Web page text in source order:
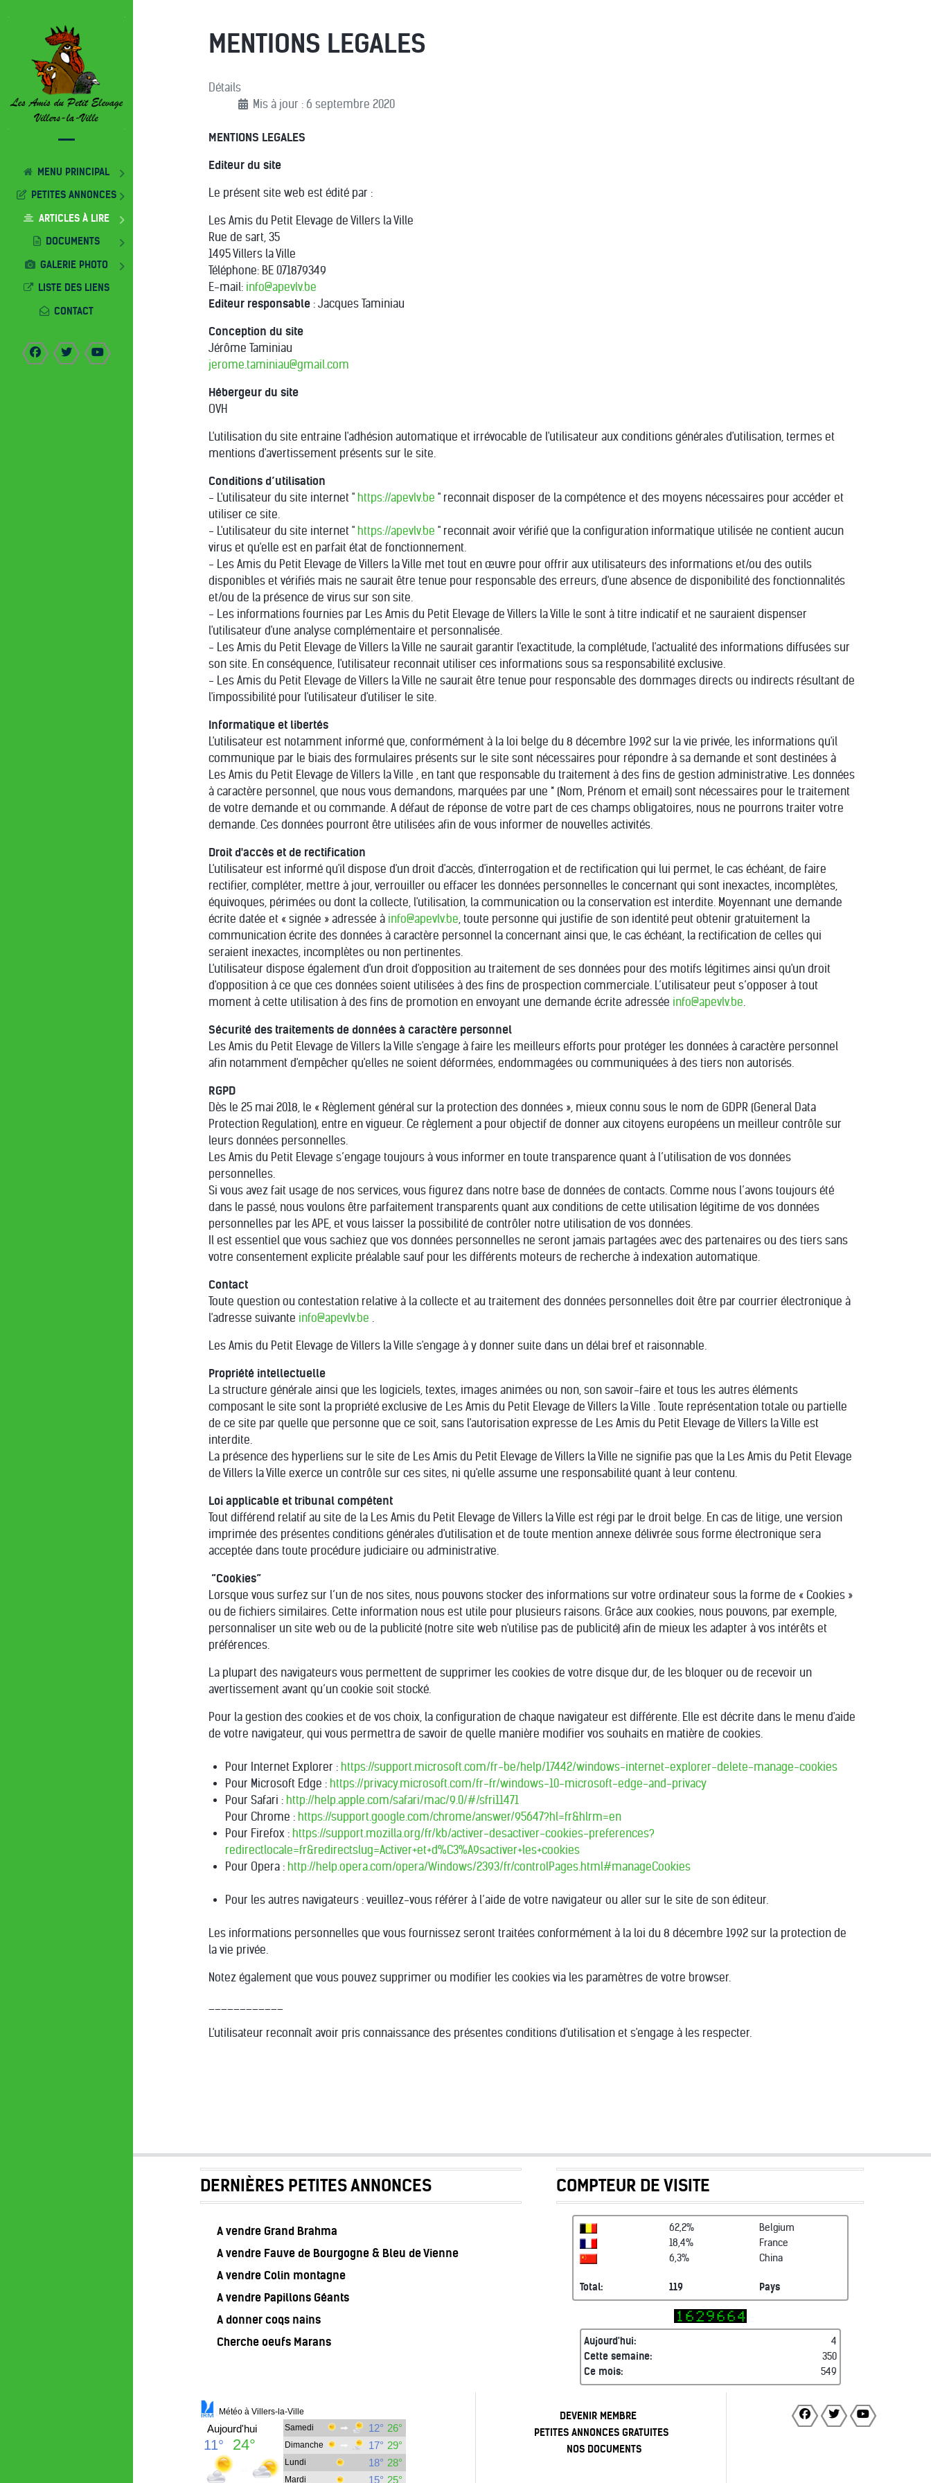
MENTIONS LEGALES
Détails
Mis à jour : 6 septembre 2020
MENTIONS LEGALES
Editeur du site
Le présent site web est édité par :
Les Amis du Petit Elevage de Villers la Ville
Rue de sart, 35
1495 Villers la Ville
Téléphone: BE 071879349
E-mail: info@apevlv.be
Editeur responsable : Jacques Taminiau
Conception du site
Jérôme Taminiau
jerome.taminiau@gmail.com
Hébergeur du site
OVH
L'utilisation du site entraine l'adhésion automatique et irrévocable de l'utilisateur aux conditions générales d'utilisation, termes et
mentions d'avertissement présents sur le site.
Conditions d’utilisation
- L'utilisateur du site internet " https://apevlv.be " reconnait disposer de la compétence et des moyens nécessaires pour accéder et
utiliser ce site.
- L'utilisateur du site internet " https://apevlv.be " reconnait avoir vérifié que la configuration informatique utilisée ne contient aucun
virus et qu'elle est en parfait état de fonctionnement.
- Les Amis du Petit Elevage de Villers la Ville met tout en œuvre pour offrir aux utilisateurs des informations et/ou des outils
disponibles et vérifiés mais ne saurait être tenue pour responsable des erreurs, d'une absence de disponibilité des fonctionnalités
et/ou de la présence de virus sur son site.
- Les informations fournies par Les Amis du Petit Elevage de Villers la Ville le sont à titre indicatif et ne sauraient dispenser
l'utilisateur d'une analyse complémentaire et personnalisée.
- Les Amis du Petit Elevage de Villers la Ville ne saurait garantir l'exactitude, la complétude, l'actualité des informations diffusées sur
son site. En conséquence, l'utilisateur reconnait utiliser ces informations sous sa responsabilité exclusive.
- Les Amis du Petit Elevage de Villers la Ville ne saurait être tenue pour responsable des dommages directs ou indirects résultant de
l'impossibilité pour l'utilisateur d'utiliser le site.
Informatique et libertés
L'utilisateur est notamment informé que, conformément à la loi belge du 8 décembre 1992 sur la vie privée, les informations qu'il
communique par le biais des formulaires présents sur le site sont nécessaires pour répondre à sa demande et sont destinées à
Les Amis du Petit Elevage de Villers la Ville , en tant que responsable du traitement à des fins de gestion administrative. Les données
à caractère personnel, que nous vous demandons, marquées par une * (Nom, Prénom et email) sont nécessaires pour le traitement
de votre demande et ou commande. A défaut de réponse de votre part de ces champs obligatoires, nous ne pourrons traiter votre
demande. Ces données pourront être utilisées afin de vous informer de nouvelles activités.
Droit d'accès et de rectification
L'utilisateur est informé qu'il dispose d'un droit d'accès, d'interrogation et de rectification qui lui permet, le cas échéant, de faire
rectifier, compléter, mettre à jour, verrouiller ou effacer les données personnelles le concernant qui sont inexactes, incomplètes,
équivoques, périmées ou dont la collecte, l'utilisation, la communication ou la conservation est interdite. Moyennant une demande
écrite datée et « signée » adressée à info@apevlv.be, toute personne qui justifie de son identité peut obtenir gratuitement la
communication écrite des données à caractère personnel la concernant ainsi que, le cas échéant, la rectification de celles qui
seraient inexactes, incomplètes ou non pertinentes.
L'utilisateur dispose également d'un droit d'opposition au traitement de ses données pour des motifs légitimes ainsi qu'un droit
d'opposition à ce que ces données soient utilisées à des fins de prospection commerciale. L’utilisateur peut s’opposer à tout
moment à cette utilisation à des fins de promotion en envoyant une demande écrite adressée info@apevlv.be.
Sécurité des traitements de données à caractère personnel
Les Amis du Petit Elevage de Villers la Ville s'engage à faire les meilleurs efforts pour protéger les données à caractère personnel
afin notamment d'empêcher qu'elles ne soient déformées, endommagées ou communiquées à des tiers non autorisés.
RGPD
Dès le 25 mai 2018, le « Règlement général sur la protection des données », mieux connu sous le nom de GDPR (General Data
Protection Regulation), entre en vigueur. Ce règlement a pour objectif de donner aux citoyens européens un meilleur contrôle sur
leurs données personnelles.
Les Amis du Petit Elevage s’engage toujours à vous informer en toute transparence quant à l’utilisation de vos données
personnelles.
Si vous avez fait usage de nos services, vous figurez dans notre base de données de contacts. Comme nous l’avons toujours été
dans le passé, nous voulons être parfaitement transparents quant aux conditions de cette utilisation légitime de vos données
personnelles par les APE, et vous laisser la possibilité de contrôler notre utilisation de vos données.
Il est essentiel que vous sachiez que vos données personnelles ne seront jamais partagées avec des partenaires ou des tiers sans
votre consentement explicite préalable sauf pour les différents moteurs de recherche à indexation automatique.
Contact
Toute question ou contestation relative à la collecte et au traitement des données personnelles doit être par courrier électronique à
l'adresse suivante info@apevlv.be .
Les Amis du Petit Elevage de Villers la Ville s'engage à y donner suite dans un délai bref et raisonnable.
Propriété intellectuelle
La structure générale ainsi que les logiciels, textes, images animées ou non, son savoir-faire et tous les autres éléments
composant le site sont la propriété exclusive de Les Amis du Petit Elevage de Villers la Ville . Toute représentation totale ou partielle
de ce site par quelle que personne que ce soit, sans l'autorisation expresse de Les Amis du Petit Elevage de Villers la Ville est
interdite.
La présence des hyperliens sur le site de Les Amis du Petit Elevage de Villers la Ville ne signifie pas que la Les Amis du Petit Elevage
de Villers la Ville exerce un contrôle sur ces sites, ni qu'elle assume une responsabilité quant à leur contenu.
Loi applicable et tribunal compétent
Tout différend relatif au site de la Les Amis du Petit Elevage de Villers la Ville est régi par le droit belge. En cas de litige, une version
imprimée des présentes conditions générales d'utilisation et de toute mention annexe délivrée sous forme électronique sera
acceptée dans toute procédure judiciaire ou administrative.
“Cookies”
Lorsque vous surfez sur l’un de nos sites, nous pouvons stocker des informations sur votre ordinateur sous la forme de « Cookies »
ou de fichiers similaires. Cette information nous est utile pour plusieurs raisons. Grâce aux cookies, nous pouvons, par exemple,
personnaliser un site web ou de la publicité (notre site web n'utilise pas de publicité) afin de mieux les adapter à vos intérêts et
préférences.
La plupart des navigateurs vous permettent de supprimer les cookies de votre disque dur, de les bloquer ou de recevoir un
avertissement avant qu’un cookie soit stocké.
Pour la gestion des cookies et de vos choix, la configuration de chaque navigateur est différente. Elle est décrite dans le menu d'aide
de votre navigateur, qui vous permettra de savoir de quelle manière modifier vos souhaits en matière de cookies.
Pour Internet Explorer : https://support.microsoft.com/fr-be/help/17442/windows-internet-explorer-delete-manage-cookies
Pour Microsoft Edge : https://privacy.microsoft.com/fr-fr/windows-10-microsoft-edge-and-privacy
Pour Safari : http://help.apple.com/safari/mac/9.0/#/sfri11471
Pour Chrome : https://support.google.com/chrome/answer/95647?hl=fr&hlrm=en
Pour Firefox : https://support.mozilla.org/fr/kb/activer-desactiver-cookies-preferences?
redirectlocale=fr&redirectslug=Activer+et+d%C3%A9sactiver+les+cookies
Pour Opera : http://help.opera.com/opera/Windows/2393/fr/controlPages.html#manageCookies
Pour les autres navigateurs : veuillez-vous référer à l’aide de votre navigateur ou aller sur le site de son éditeur.
Les informations personnelles que vous fournissez seront traitées conformément à la loi du 8 décembre 1992 sur la protection de
la vie privée.
Notez également que vous pouvez supprimer ou modifier les cookies via les paramètres de votre browser.
L'utilisateur reconnaît avoir pris connaissance des présentes conditions d'utilisation et s'engage à les respecter.
DERNIÈRES PETITES ANNONCES
A vendre Grand Brahma
A vendre Fauve de Bourgogne & Bleu de Vienne
A vendre Colin montagne
A vendre Papillons Géants
A donner coqs nains
Cherche oeufs Marans
COMPTEUR DE VISITE
62,2%
Belgium
18,4%
France
6,3%
China
Total: 119 Pays
Aujourd'hui:
4
Cette semaine:
350
Ce mois:
549
DEVENIR MEMBRE
PETITES ANNONCES GRATUITES
NOS DOCUMENTS
MENU PRINCIPAL
PETITES ANNONCES
ARTICLES À LIRE
DOCUMENTS
GALERIE PHOTO
LISTE DES LIENS
CONTACT